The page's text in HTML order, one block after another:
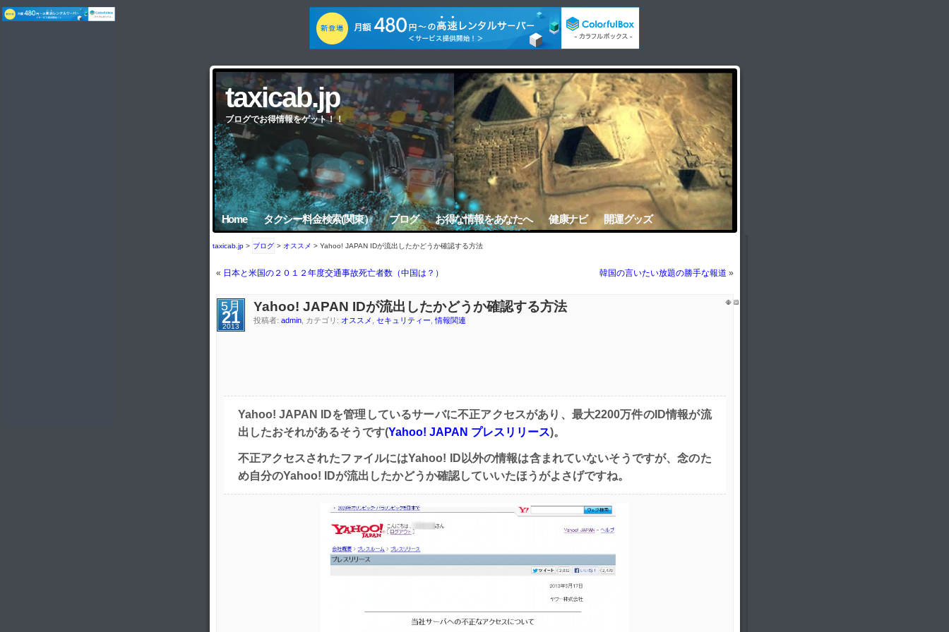
taxicab.jp
ブログでお得情報をゲット！！
Home タクシー料金検索(関東） ブログ お得な情報をあなたへ 健康ナビ 開運グッズ
taxicab.jp> ブログ > オススメ > Yahoo! JAPAN IDが流出したかどうか確認する方法
« 日本と米国の２０１２年度交通事故死亡者数（中国は？） 韓国の言いたい放題の勝手な報道 »
5月
21
2013
Yahoo! JAPAN IDが流出したかどうか確認する方法
投稿者:admin , カテゴリ: オススメ ,セキュリティー ,情報関連
Yahoo! JAPAN IDを管理しているサーバに不正アクセスがあり、最大2200万件のID情報が流
出したおそれがあるそうです(Yahoo! JAPAN プレスリリース)。
不正アクセスされたファイルにはYahoo! ID以外の情報は含まれていないそうですが、念のた
め自分のYahoo! IDが流出したかどうか確認していいたほうがよさげですね。